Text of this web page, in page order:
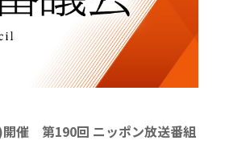
催 第190回 ニッポン放送番組